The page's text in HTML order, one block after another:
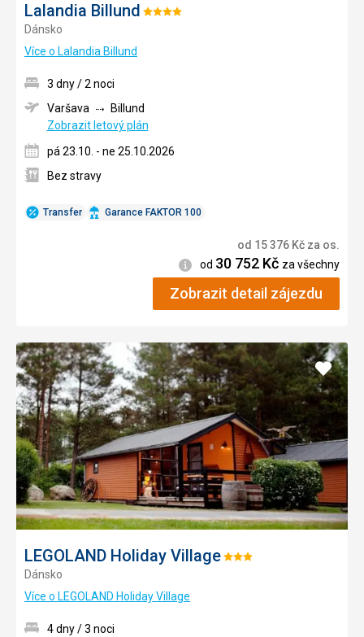
Lalandia Billund Hodnocení:
Dánsko
Více o Lalandia Billund
Transfer Garance FAKTOR 100
3 dny / 2 noci
Varšava
Billund
Zobrazit letový plán
pá 23.10. - ne 25.10.2026
Bez stravy
od 15 376 Kč za os.
Informace
od 30 752 Kč za všechny
Zobrazit detail zájezdu
LEGOLAND Holiday VillageHodnocení:
Dánsko
Více o LEGOLAND Holiday Village
Přidat
do
4 dny / 3 noci